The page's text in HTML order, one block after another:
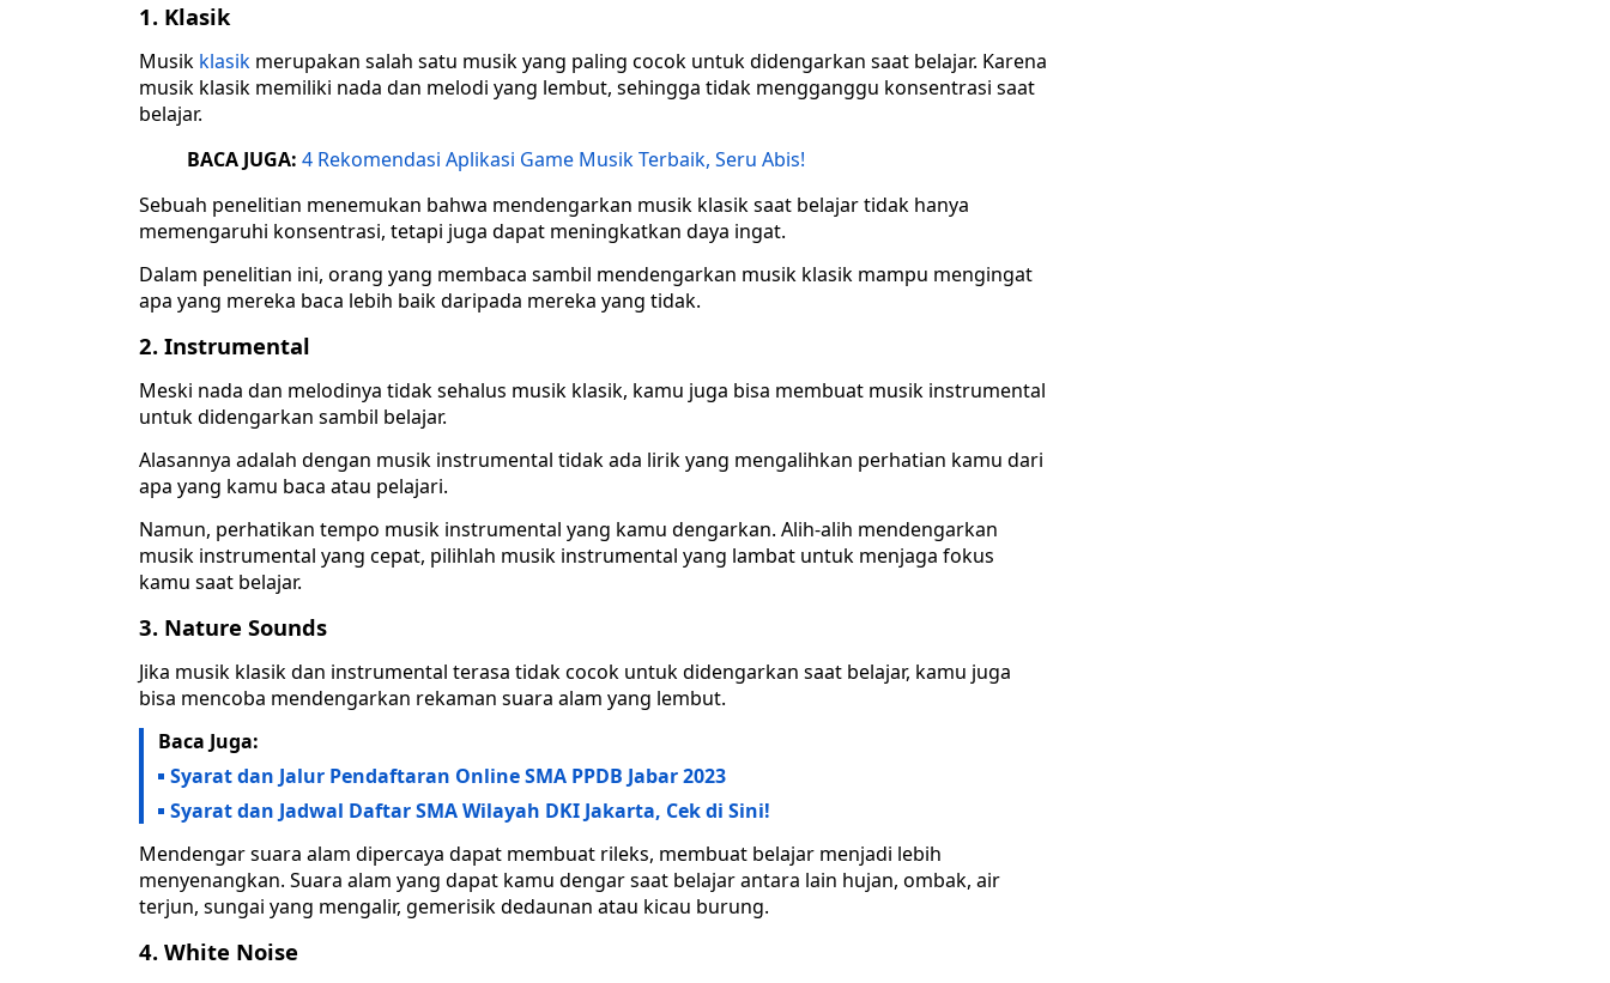
1. Klasik
Musik klasik merupakan salah satu musik yang paling cocok untuk didengarkan saat belajar. Karena
musik klasik memiliki nada dan melodi yang lembut, sehingga tidak mengganggu konsentrasi saat
belajar.
BACA JUGA: 4 Rekomendasi Aplikasi Game Musik Terbaik, Seru Abis!
Sebuah penelitian menemukan bahwa mendengarkan musik klasik saat belajar tidak hanya
memengaruhi konsentrasi, tetapi juga dapat meningkatkan daya ingat.
Dalam penelitian ini, orang yang membaca sambil mendengarkan musik klasik mampu mengingat
apa yang mereka baca lebih baik daripada mereka yang tidak.
2. Instrumental
Meski nada dan melodinya tidak sehalus musik klasik, kamu juga bisa membuat musik instrumental
untuk didengarkan sambil belajar.
Alasannya adalah dengan musik instrumental tidak ada lirik yang mengalihkan perhatian kamu dari
apa yang kamu baca atau pelajari.
Namun, perhatikan tempo musik instrumental yang kamu dengarkan. Alih-alih mendengarkan
musik instrumental yang cepat, pilihlah musik instrumental yang lambat untuk menjaga fokus
kamu saat belajar.
3. Nature Sounds
Jika musik klasik dan instrumental terasa tidak cocok untuk didengarkan saat belajar, kamu juga
bisa mencoba mendengarkan rekaman suara alam yang lembut.
Baca Juga:
Syarat dan Jalur Pendaftaran Online SMA PPDB Jabar 2023
Syarat dan Jadwal Daftar SMA Wilayah DKI Jakarta, Cek di Sini!
Mendengar suara alam dipercaya dapat membuat rileks, membuat belajar menjadi lebih
menyenangkan. Suara alam yang dapat kamu dengar saat belajar antara lain hujan, ombak, air
terjun, sungai yang mengalir, gemerisik dedaunan atau kicau burung.
4. White Noise